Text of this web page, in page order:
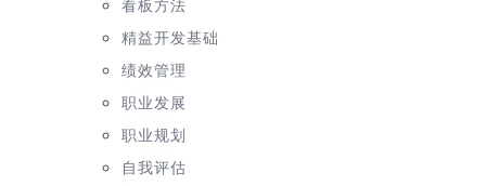
精益开发基础
绩效管理
职业发展
职业规划
自我评估